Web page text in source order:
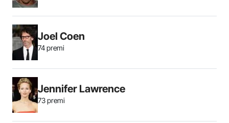
Joel Coen
74 premi
Jennifer Lawrence
73 premi